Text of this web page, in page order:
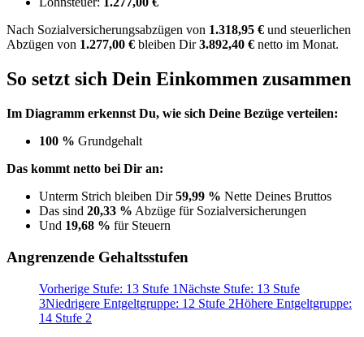
Nach Sozialversicherungsabzügen von 1.318,95 € und steuerlichen
Abzügen von 1.277,00 € bleiben Dir3.892,40 € netto im Monat.
So setzt sich Dein Einkommen zusammen
Im Diagramm erkennst Du, wie sich Deine Bezüge verteilen:
100 % Grundgehalt
Das kommt netto bei Dir an:
Unterm Strich bleiben Dir59,99 % Nette Deines Bruttos
Das sind 20,33 % Abzüge für Sozialversicherungen
Und 19,68 % für Steuern
Angrenzende Gehaltsstufen
Vorherige Stufe: 13 Stufe 1Nächste Stufe: 13 Stufe
3Niedrigere Entgeltgruppe: 12 Stufe 2Höhere Entgeltgruppe:
14 Stufe 2